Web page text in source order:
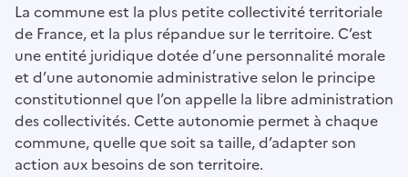
La commune est la plus petite collectivité territoriale
de France, et la plus répandue sur le territoire. C’est
une entité juridique dotée d’une personnalité morale
et d’une autonomie administrative selon le principe
constitutionnel que l’on appelle la libre administration
des collectivités. Cette autonomie permet à chaque
commune, quelle que soit sa taille, d’adapter son
action aux besoins de son territoire.